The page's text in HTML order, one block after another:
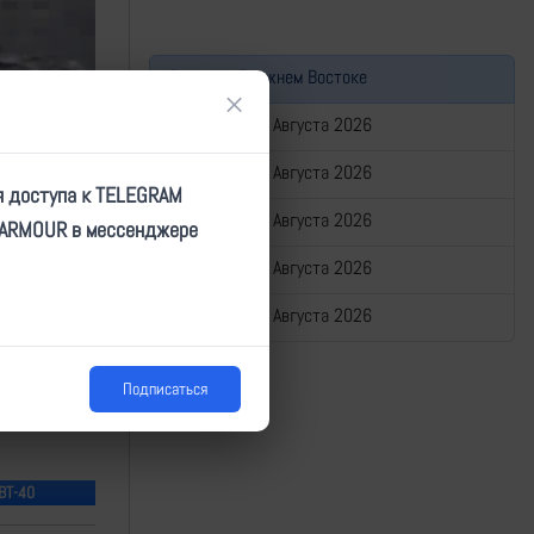
40
Война на Ближнем Востоке
Сводка за 05 Августа 2026
Сводка за 04 Августа 2026
Сводка за 03 Августа 2026
Сводка за 02 Августа 2026
Сводка за 01 Августа 2026
×
к TELEGRAM
в мессенджере
Подписаться